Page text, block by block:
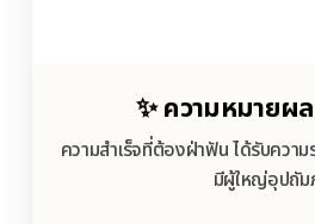
✨ ความหมายผ
ความสำเร็จที่ต้องฝ่าฟัน ได้รับควา
มีผู้ใหญ่อุปถั